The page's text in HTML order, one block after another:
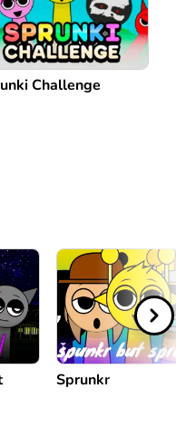
Challenge
Sprunkr